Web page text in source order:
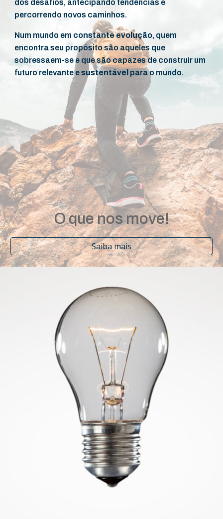
dos desafios, antecipando tendências e
percorrendo novos caminhos.
Num mundo em constante evolução, quem
encontra seu propósito são aqueles que
sobressaem-se e que são capazes de construir um
futuro relevante esustentável para o mundo.
O que nos move!
Saiba mais